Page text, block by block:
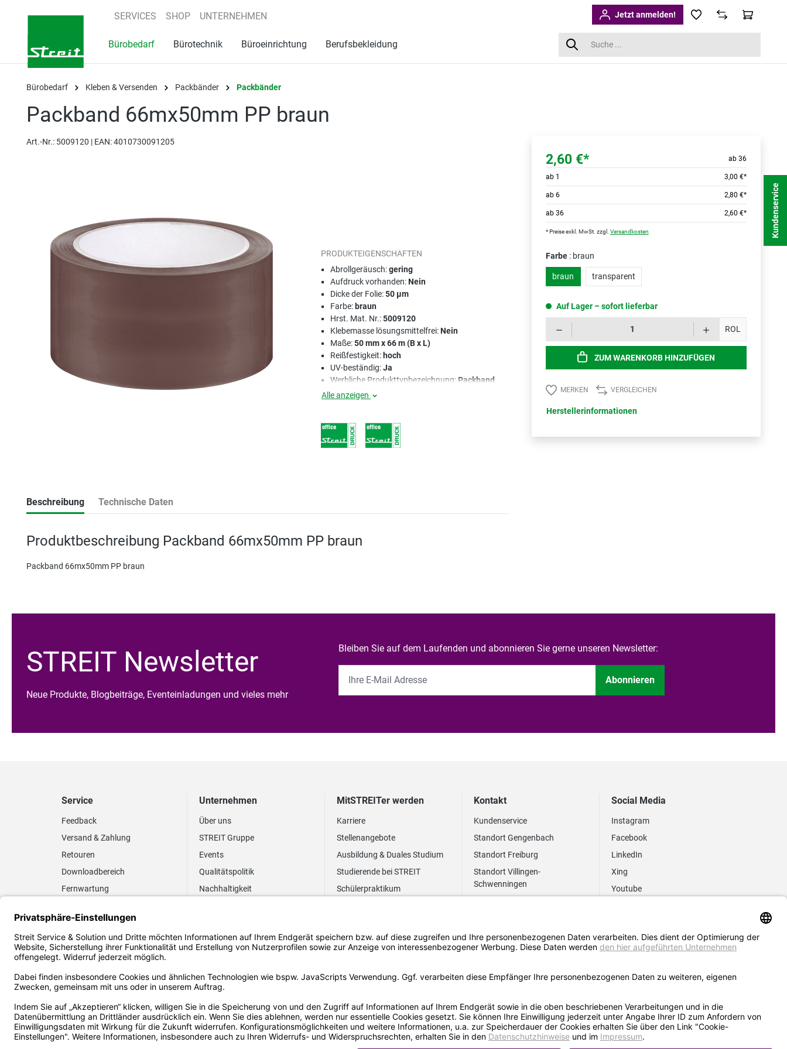
Zur Hauptnavigation springen
SERVICES SHOP UNTERNEHMEN Jetzt anmelden!
Bürobedarf Bürotechnik Büroeinrichtung Berufsbekleidung
Bürobedarf Kleben & Versenden Packbänder Packbänder
Packband 66mx50mm PP braun
Art.-Nr.: 5009120 | EAN: 4010730091205
PRODUKTEIGENSCHAFTEN
Abrollgeräusch:gering
Aufdruck vorhanden:Nein
Dicke der Folie:50 µm
Farbe: braun
Hrst. Mat. Nr.:5009120
Klebemasse lösungsmittelfrei:Nein
Maße:50 mm x 66 m (B x L)
Reißfestigkeit: hoch
UV-beständig:Ja
Werbliche Produkttypbezeichnung: Packband
Alle anzeigen
Beschreibung Technische Daten
Produktbeschreibung Packband 66mx50mm PP braun
Packband 66mx50mm PP braun
2,60 €* ab 36
ab 1 3,00 €*
ab 6 2,80 €*
ab 36 2,60 €*
* Preise exkl. MwSt. zzgl. Versandkosten
Farbe : braun
braun transparent
Auf Lager – sofort lieferbar
ROL
ZUM WARENKORB HINZUFÜGEN
MERKEN VERGLEICHEN
Herstellerinformationen
STREIT Newsletter
Neue Produkte, Blogbeiträge, Eventeinladungen und vieles mehr
Bleiben Sie auf dem Laufenden und abonnieren Sie gerne unseren Newsletter:
Abonnieren
Service
Feedback
Versand & Zahlung
Retouren
Downloadbereich
Fernwartung
Elektronischer
Rechnungsversand
FAQ EUDR
Unternehmen
Über uns
STREIT Gruppe
Events
Qualitätspolitik
Nachhaltigkeit
MitSTREITer werden
Karriere
Stellenangebote
Ausbildung & Duales Studium
Studierende bei STREIT
Schülerpraktikum
Kontakt
Kundenservice
Standort Gengenbach
Standort Freiburg
Standort Villingen-
Schwenningen
Social Media
Instagram
Facebook
LinkedIn
Xing
Youtube
Kundenservice